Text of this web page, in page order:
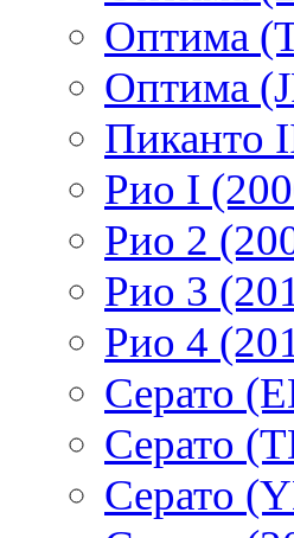
Оптима
Оптима
Пиканто
Рио I
Рио 2
Рио 3
Рио 4
Серато
Серато
Серато